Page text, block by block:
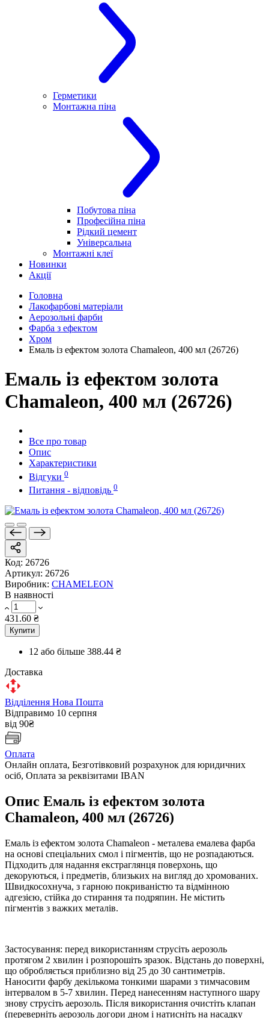
Герметики
Монтажна піна
Побутова піна
Професійна піна
Рідкий цемент
Універсальна
Монтажні клеї
Новинки
Акції
Головна
Лакофарбові матеріали
Аерозольні фарби
Фарба з ефектом
Хром
Емаль із ефектом золота Chamaleon, 400 мл (26726)
Емаль із ефектом золота
Chamaleon, 400 мл (26726)
Все про товар
Опис
Характеристики
Відгуки 0
Питання - відповідь 0
Код: 26726
Артикул: 26726
Виробник: CHAMELEON
В наявності
431.60 ₴
Купити
12 або більше 388.44 ₴
Доставка
Відділення Нова Пошта
Відправимо 10 серпня
від 90₴
Оплата
Онлайн оплата, Безготівковий розрахунок для юридичних
осіб, Оплата за реквізитами IBAN
Опис Емаль із ефектом золота
Chamaleon, 400 мл (26726)
Емаль із ефектом золота Chamaleon - металева емалева фарба
на основі спеціальних смол і пігментів, що не розпадаються.
Підходить для надання екстраглянця поверхонь, що
декоруються, і предметів, близьких на вигляд до хромованих.
Швидкосохнуча, з гарною покриваністю та відмінною
адгезією, стійка до стирання та подряпин. Не містить
пігментів з важких металів.
Застосування: перед використанням струсіть аерозоль
протягом 2 хвилин і розпорошіть зразок. Відстань до поверхні,
що обробляється приблизно від 25 до 30 сантиметрів.
Наносити фарбу декількома тонкими шарами з тимчасовим
інтервалом в 5-7 хвилин. Перед нанесенням наступного шару
знову струсіть аерозоль. Після використання очистіть клапан
(переверніть аерозоль догори дном і натисніть на насадку